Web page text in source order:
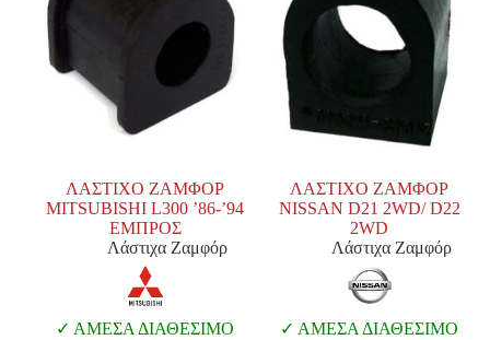
ΛΑΣΤΙΧΟ ΖΑΜΦΟΡ
MITSUBISHI L300 ’86-’94
ΕΜΠΡΟΣ
Λάστιχα Ζαμφόρ
ΑΜΕΣΑ ΔΙΑΘΕΣΙΜΟ
ΛΑΣΤΙΧΟ ΖΑΜΦΟΡ
NISSAN D21 2WD/ D22
2WD
Λάστιχα Ζαμφόρ
ΑΜΕΣΑ ΔΙΑΘΕΣΙΜΟ